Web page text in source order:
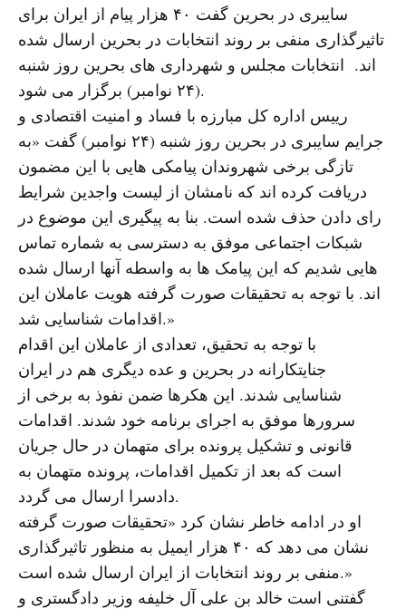
سایبری در بحرین گفت ۴۰ هزار پیام از ایران برای
تاثیرگذاری منفی بر روند انتخابات در بحرین ارسال شده
اند. انتخابات مجلس و شهرداری های بحرین روز شنبه
(۲۴ نوامبر) برگزار می شود.
رییس اداره کل مبارزه با فساد و امنیت اقتصادی و
جرایم سایبری در بحرین روز شنبه (۲۴ نوامبر) گفت «به
تازگی برخی شهروندان پیامکی هایی با این مضمون
دریافت کرده اند که نامشان از لیست واجدین شرایط
رای دادن حذف شده است. بنا به پیگیری این موضوع در
شبکات اجتماعی موفق به دسترسی به شماره تماس
هایی شدیم که این پیامک ها به واسطه آنها ارسال شده
اند. با توجه به تحقیقات صورت گرفته هویت عاملان این
اقدامات شناسایی شد.»
با توجه به تحقیق، تعدادی از عاملان این اقدام
جنایتکارانه در بحرین و عده دیگری هم در ایران
شناسایی شدند. این هکرها ضمن نفوذ به برخی از
سرورها موفق به اجرای برنامه خود شدند. اقدامات
قانونی و تشکیل پرونده برای متهمان در حال جریان
است که بعد از تکمیل اقدامات، پرونده متهمان به
دادسرا ارسال می گردد.
او در ادامه خاطر نشان کرد «تحقیقات صورت گرفته
نشان می دهد که ۴۰ هزار ایمیل به منظور تاثیرگذاری
منفی بر روند انتخابات از ایران ارسال شده است.»
گفتنی است خالد بن علی آل خلیفه وزیر دادگستری و